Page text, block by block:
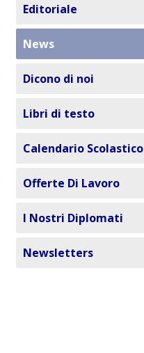
Editoriale
News
Dicono di noi
Libri di testo
Calendario Scolastico
Offerte Di Lavoro
I Nostri Diplomati
Newsletters